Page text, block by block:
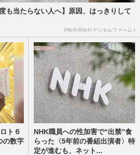
も当たらない人へ】原因、はっきりして
PR(合同会社デジタルファーム )
ト６
の数字
NHK職員への性加害で“出禁”食
らった〈5年前の番組出演者〉特
定が進むも、ネット...